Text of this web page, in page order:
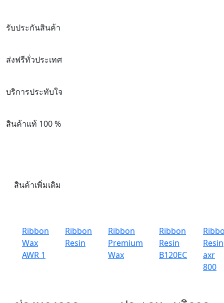
รับประกันสินค้า
ส่งฟรีทั่วประเทศ
บริการประทับใจ
สินค้าแท้ 100 %
สินค้าเพิ่มเติม
Ribbon
Wax
AWR 1
Ribbon
Resin
Ribbon
Premium
Wax
Ribbon
Resin
B120EC
Resin
axr
800